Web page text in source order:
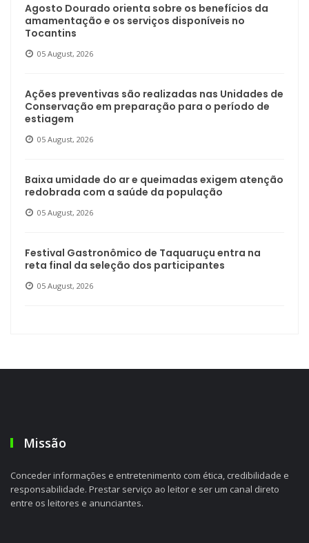
Agosto Dourado orienta sobre os benefícios da
amamentação e os serviços disponíveis no
Tocantins
05 August, 2026
Ações preventivas são realizadas nas Unidades de
Conservação em preparação para o período de
estiagem
05 August, 2026
Baixa umidade do ar e queimadas exigem atenção
redobrada com a saúde da população
05 August, 2026
Festival Gastronômico de Taquaruçu entra na
reta final da seleção dos participantes
05 August, 2026
Missão
Conceder informações e entretenimento com ética, credibilidade e
responsabilidade. Prestar serviço ao leitor e ser um canal direto
entre os leitores e anunciantes.